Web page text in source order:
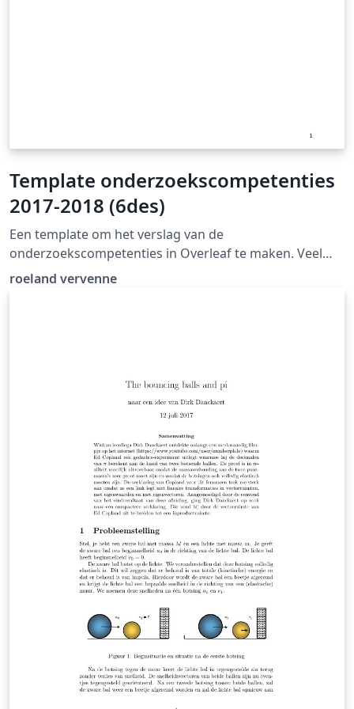
Template onderzoekscompetenties
2017-2018 (6des)
Een template om het verslag van de
onderzoekscompetenties in Overleaf te maken. Veel
succes!
roeland vervenne